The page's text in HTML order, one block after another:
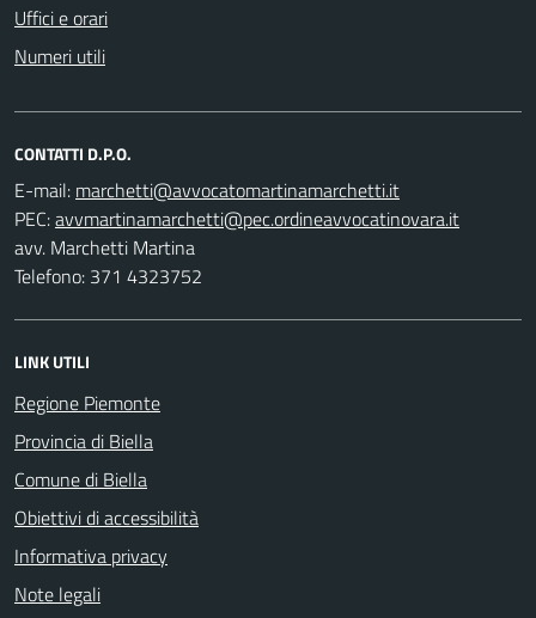
Uffici e orari
Numeri utili
CONTATTI D.P.O.
E-mail:
PEC:
avv. Marchetti Martina
Telefono: 371 4323752
LINK UTILI
Regione Piemonte
Provincia di Biella
Comune di Biella
Obiettivi di accessibilità
Informativa privacy
Note legali